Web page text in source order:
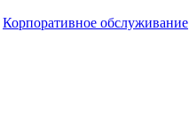
Корпоративное обслуживание